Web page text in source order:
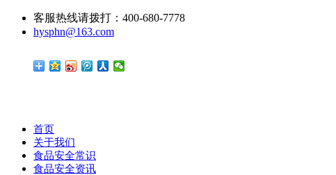
客服热线请拨打：400-680-7778
hysphn@163.com
首页
关于我们
食品安全常识
食品安全资讯